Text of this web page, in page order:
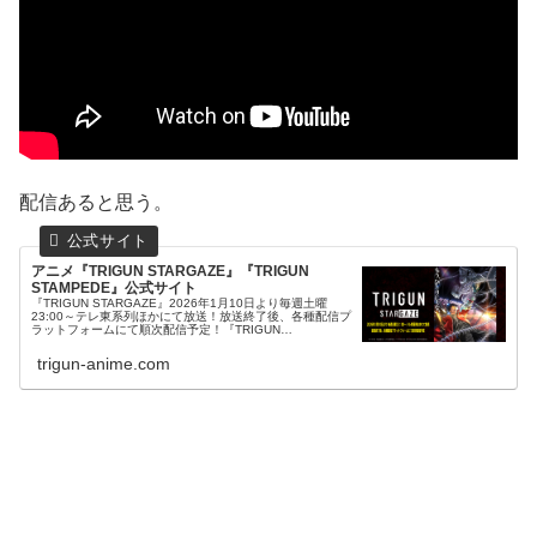
配信あると思う。
アニメ『TRIGUN STARGAZE』『TRIGUN
STAMPEDE』公式サイト
『TRIGUN STARGAZE』2026年1月10日より毎週土曜
23:00～テレ東系列ほかにて放送！放送終了後、各種配信プ
ラットフォームにて順次配信予定！『TRIGUN
trigun-anime.com